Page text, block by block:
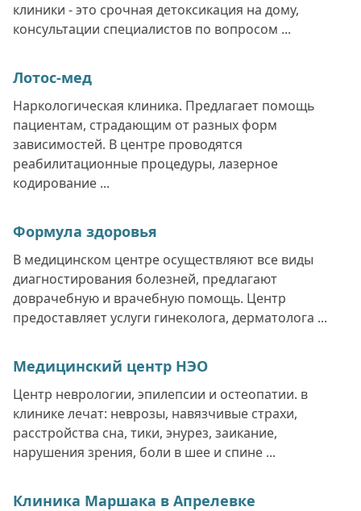
клиники - это срочная детоксикация на дому,
консультации специалистов по вопросом ...
Лотос-мед
Наркологическая клиника. Предлагает помощь
пациентам, страдающим от разных форм
зависимостей. В центре проводятся
реабилитационные процедуры, лазерное
кодирование ...
Формула здоровья
В медицинском центре осуществляют все виды
диагностирования болезней, предлагают
доврачебную и врачебную помощь. Центр
предоставляет услуги гинеколога, дерматолога ...
Медицинский центр НЭО
Центр неврологии, эпилепсии и остеопатии. в
клинике лечат: неврозы, навязчивые страхи,
расстройства сна, тики, энурез, заикание,
нарушения зрения, боли в шее и спине ...
Клиника Маршака в Апрелевке